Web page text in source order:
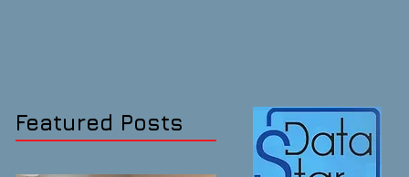
Featured Posts